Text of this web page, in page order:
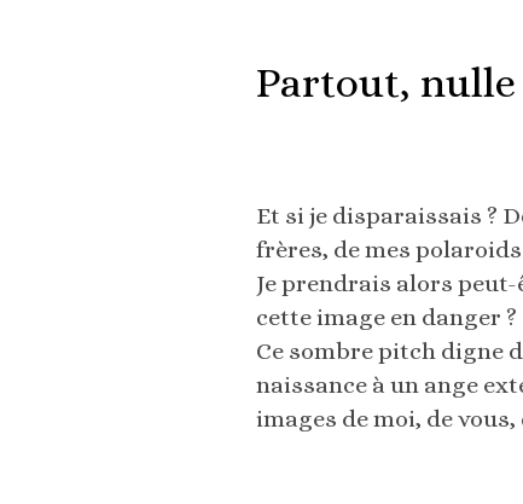
Partout,
Et si je disparaissais ?
frères, de mes
Je prendrais alors
cette image en danger
Ce sombre pitch digne
naissance à un ange
images de moi, de vous,